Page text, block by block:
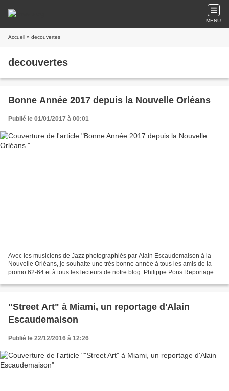
MENU
Accueil » decouvertes
decouvertes
Bonne Année 2017 depuis la Nouvelle Orléans
Publié le 01/01/2017 à 00:01
Avec les musiciens de Jazz photographiés par Alain Escaudemaison à la
Nouvelle Orléans, je souhaite une très bonne année à tous les amis de la
promo 62-64 et à tous les lecteurs de notre blog. Philippe Pons Reportage ©
"Street Art" à Miami, un reportage d'Alain
Escaudemaison
Publié le 22/12/2016 à 12:26